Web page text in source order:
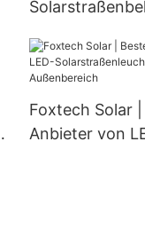
den
80 W, 100 W).
Foxtech Solar
Anbieter von